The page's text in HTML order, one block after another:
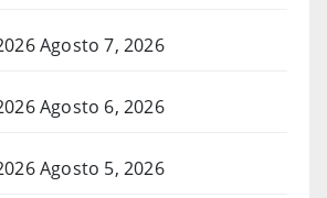
Agosto 7, 2026
Agosto 6, 2026
Agosto 5, 2026